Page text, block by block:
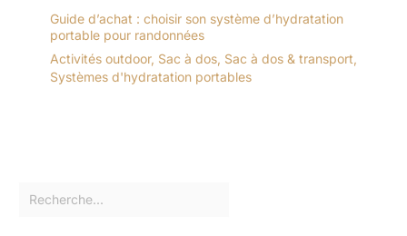
Guide d’achat : choisir son système d’hydratation
portable pour randonnées
Activités outdoor, Sac à dos, Sac à dos & transport,
Systèmes d'hydratation portables